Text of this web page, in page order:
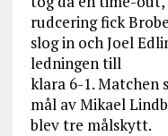
rudcering fick
slog in och Joel
ledningen till
klara 6-1. Matchen
mål av Mikael
blev tre målskytt.